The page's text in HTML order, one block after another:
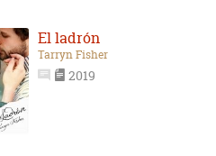
El ladrón
Tarryn Fisher
2019